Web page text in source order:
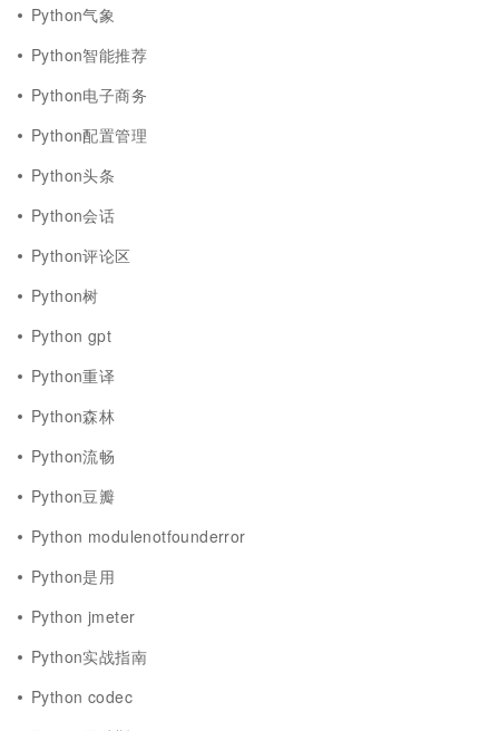
Python气象
Python智能推荐
Python电子商务
Python配置管理
Python头条
Python会话
Python评论区
Python树
Python gpt
Python重译
Python森林
Python流畅
Python豆瓣
Python modulenotfounderror
Python是用
Python jmeter
Python实战指南
Python codec